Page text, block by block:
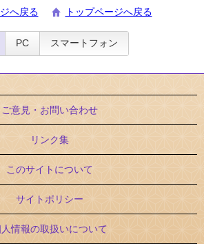
へ戻る トップページへ戻る
PC スマートフォン
ご意見・お問い合わせ
リンク集
このサイトについて
サイトポリシー
情報の取扱いについて